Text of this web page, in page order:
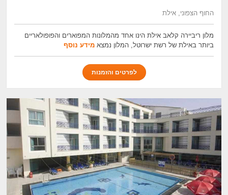
החוף הצפוני, אילת
מלון ריביירה קלאב אילת הינו אחד מהמלונות המפוארים והפופולאריים
ביותר באילת של רשת ישרוטל, המלון נמצאמידע נוסף
לפרטים והזמנות